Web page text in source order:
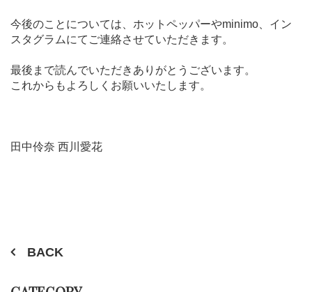
今後のことについては、ホットペッパーやminimo、イン
スタグラムにてご連絡させていただきます。
最後まで読んでいただきありがとうございます。
これからもよろしくお願いいたします。
田中伶奈 西川愛花
BACK